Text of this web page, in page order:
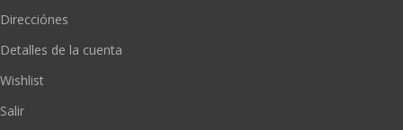
Direcciónes
Detalles de la cuenta
Wishlist
Salir